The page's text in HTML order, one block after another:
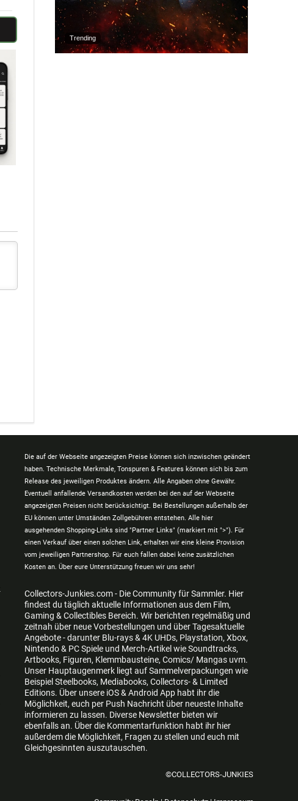
Trending
Die auf der Webseite angezeigten Preise können sich inzwischen geändert
haben. Technische Merkmale, Tonspuren & Features können sich bis zum
Release des jeweiligen Produktes ändern. Alle Angaben ohne Gewähr.
Eventuell anfallende Versandkosten werden bei den auf der Webseite
angezeigten Preisen nicht berücksichtigt. Bei Bestellungen außerhalb der
EU können unter Umständen Zollgebühren entstehen. Alle hier
ausgehenden Shopping-Links sind "Partner Links" (markiert mit ">"). Für
einen Verkauf über einen solchen Link, erhalten wir eine kleine Provision
vom jeweiligen Partnershop. Für euch fallen dabei keine zusätzlichen
Kosten an. Über eure Unterstützung freuen wir uns sehr!
Collectors-Junkies.com - Die Community für Sammler. Hier
findest du täglich aktuelle Informationen aus dem Film,
Gaming & Collectibles Bereich. Wir berichten regelmäßig und
zeitnah über neue Vorbestellungen und über Tagesaktuelle
Angebote - darunter Blu-rays & 4K UHDs, Playstation, Xbox,
Nintendo & PC Spiele und Merch-Artikel wie Soundtracks,
Artbooks, Figuren, Klemmbausteine, Comics/ Mangas uvm.
Unser Hauptaugenmerk liegt auf Sammelverpackungen wie
Beispiel Steelbooks, Mediabooks, Collectors- & Limited
Editions. Über unsere iOS & Android App habt ihr die
Möglichkeit, euch per Push Nachricht über neueste Inhalte
informieren zu lassen. Diverse Newsletter bieten wir
ebenfalls an. Über die Kommentarfunktion habt ihr hier
außerdem die Möglichkeit, Fragen zu stellen und euch mit
Gleichgesinnten auszutauschen.
©COLLECTORS-JUNKIES